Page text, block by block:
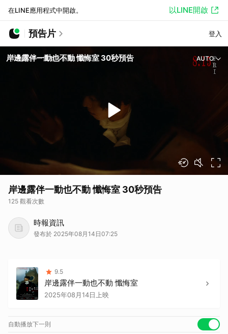
在LINE應用程式中開啟。 以LINE開啟
預告片 登入
岸邊露伴一動也不動 懺悔室 30秒預告 AUTO
岸邊露伴一動也不動 懺悔室 30秒預告
125 觀看次數
時報資訊
發布於 2025年08月14日07:25
9.5
岸邊露伴一動也不動 懺悔室
2025年08月14日上映
自動播放下一則